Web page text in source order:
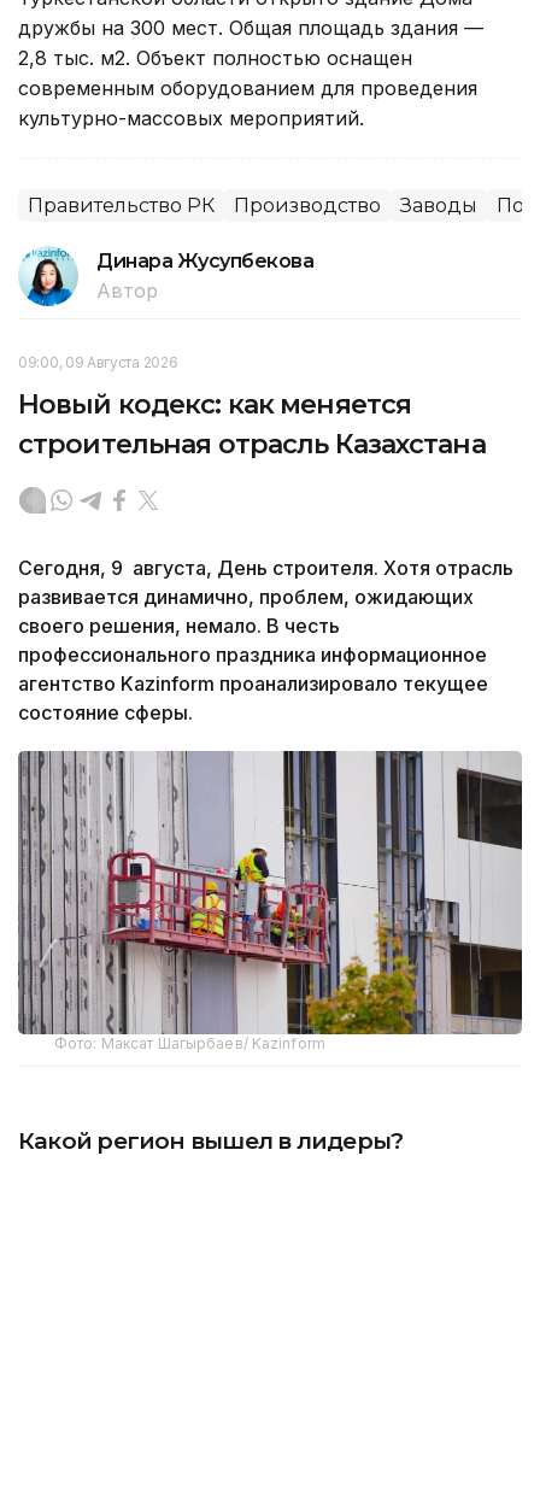
дружбы на 300 мест. Общая площадь здания —
2,8 тыс. м2. Объект полностью оснащен
современным оборудованием для проведения
культурно-массовых мероприятий.
Правительство РК Производство Заводы
Динара Жусупбекова
Автор
09:00, 09 Августа 2026
Новый кодекс: как меняется
строительная отрасль Казахстана
Сегодня, 9 августа, День строителя. Хотя отрасль
развивается динамично, проблем, ожидающих
своего решения, немало. В честь
профессионального праздника информационное
агентство Kazinform проанализировало текущее
состояние сферы.
Фото: Максат Шагырбаев/ Kazinform
Какой регион вышел в лидеры?